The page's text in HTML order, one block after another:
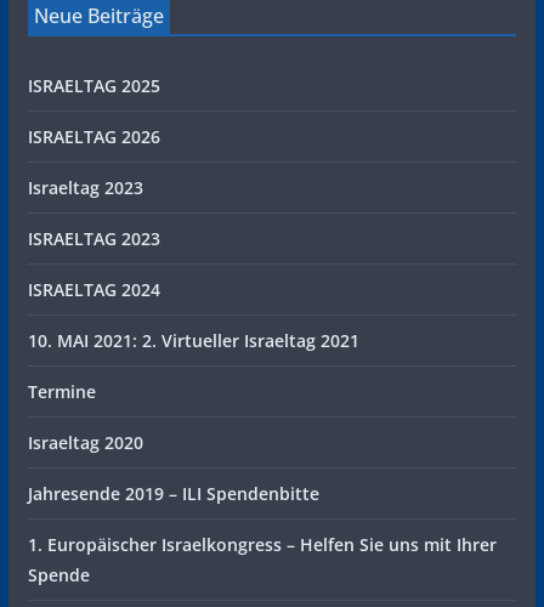
Neue Beiträge
ISRAELTAG 2025
ISRAELTAG 2026
Israeltag 2023
ISRAELTAG 2023
ISRAELTAG 2024
10. MAI 2021: 2. Virtueller Israeltag 2021
Termine
Israeltag 2020
Jahresende 2019 – ILI Spendenbitte
1. Europäischer Israelkongress – Helfen Sie uns mit Ihrer
Spende